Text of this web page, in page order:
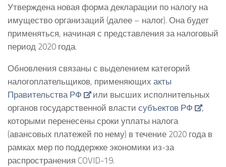
Утверждена новая форма декларации по налогу на
имущество организаций (далее – налог). Она будет
применяться, начиная с представления за налоговый
период 2020 года.
Обновления связаны с выделением категорий
налогоплательщиков, применяющих акты
Правительства РФ
или высших исполнительных
органов государственной власти субъектов РФ
,
которыми перенесены сроки уплаты налога
(авансовых платежей по нему) в течение 2020 года в
рамках мер по поддержке экономики из-за
распространения COVID-19.